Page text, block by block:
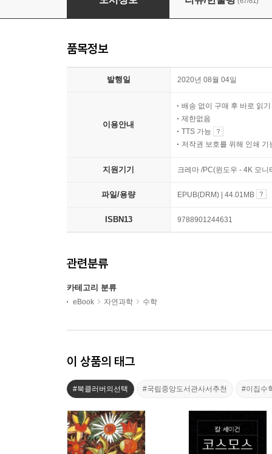
품목정보
발행일 2020년 08월 04일
이용안내
배송 없이 구매 후 바로 읽기
제한없음
TTS 가능
저작권 보호를 위해 인쇄 기
지원기기 크레마 /PC(윈도우 - 4K 모
파일/용량 EPUB(DRM) | 44.01MB
ISBN13 9788901244631
관련분류
카테고리 분류
eBook 자연과학 수학
이 상품의 태그
#북클러버의선택 #국립중앙도서관사서추천 #이집수